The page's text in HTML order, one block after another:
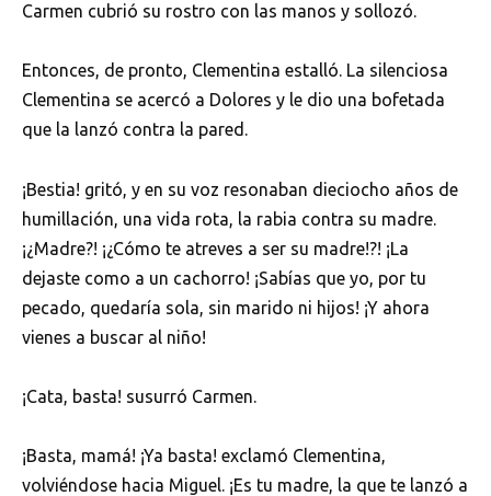
Carmen cubrió su rostro con las manos y sollozó.
Entonces, de pronto, Clementina estalló. La silenciosa
Clementina se acercó a Dolores y le dio una bofetada
que la lanzó contra la pared.
¡Bestia! gritó, y en su voz resonaban dieciocho años de
humillación, una vida rota, la rabia contra su madre.
¡¿Madre?! ¡¿Cómo te atreves a ser su madre!?! ¡La
dejaste como a un cachorro! ¡Sabías que yo, por tu
pecado, quedaría sola, sin marido ni hijos! ¡Y ahora
vienes a buscar al niño!
¡Cata, basta! susurró Carmen.
¡Basta, mamá! ¡Ya basta! exclamó Clementina,
volviéndose hacia Miguel. ¡Es tu madre, la que te lanzó a